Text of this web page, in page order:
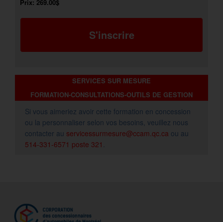
Prix: 269.00$
S'inscrire
SERVICES SUR MESURE
FORMATION-CONSULTATIONS-OUTILS DE GESTION
Si vous aimeriez avoir cette formation en concession
ou la personnaliser selon vos besoins, veuillez nous
contacter au servicessurmesure@ccam.qc.ca ou au
514-331-6571 poste 321 .